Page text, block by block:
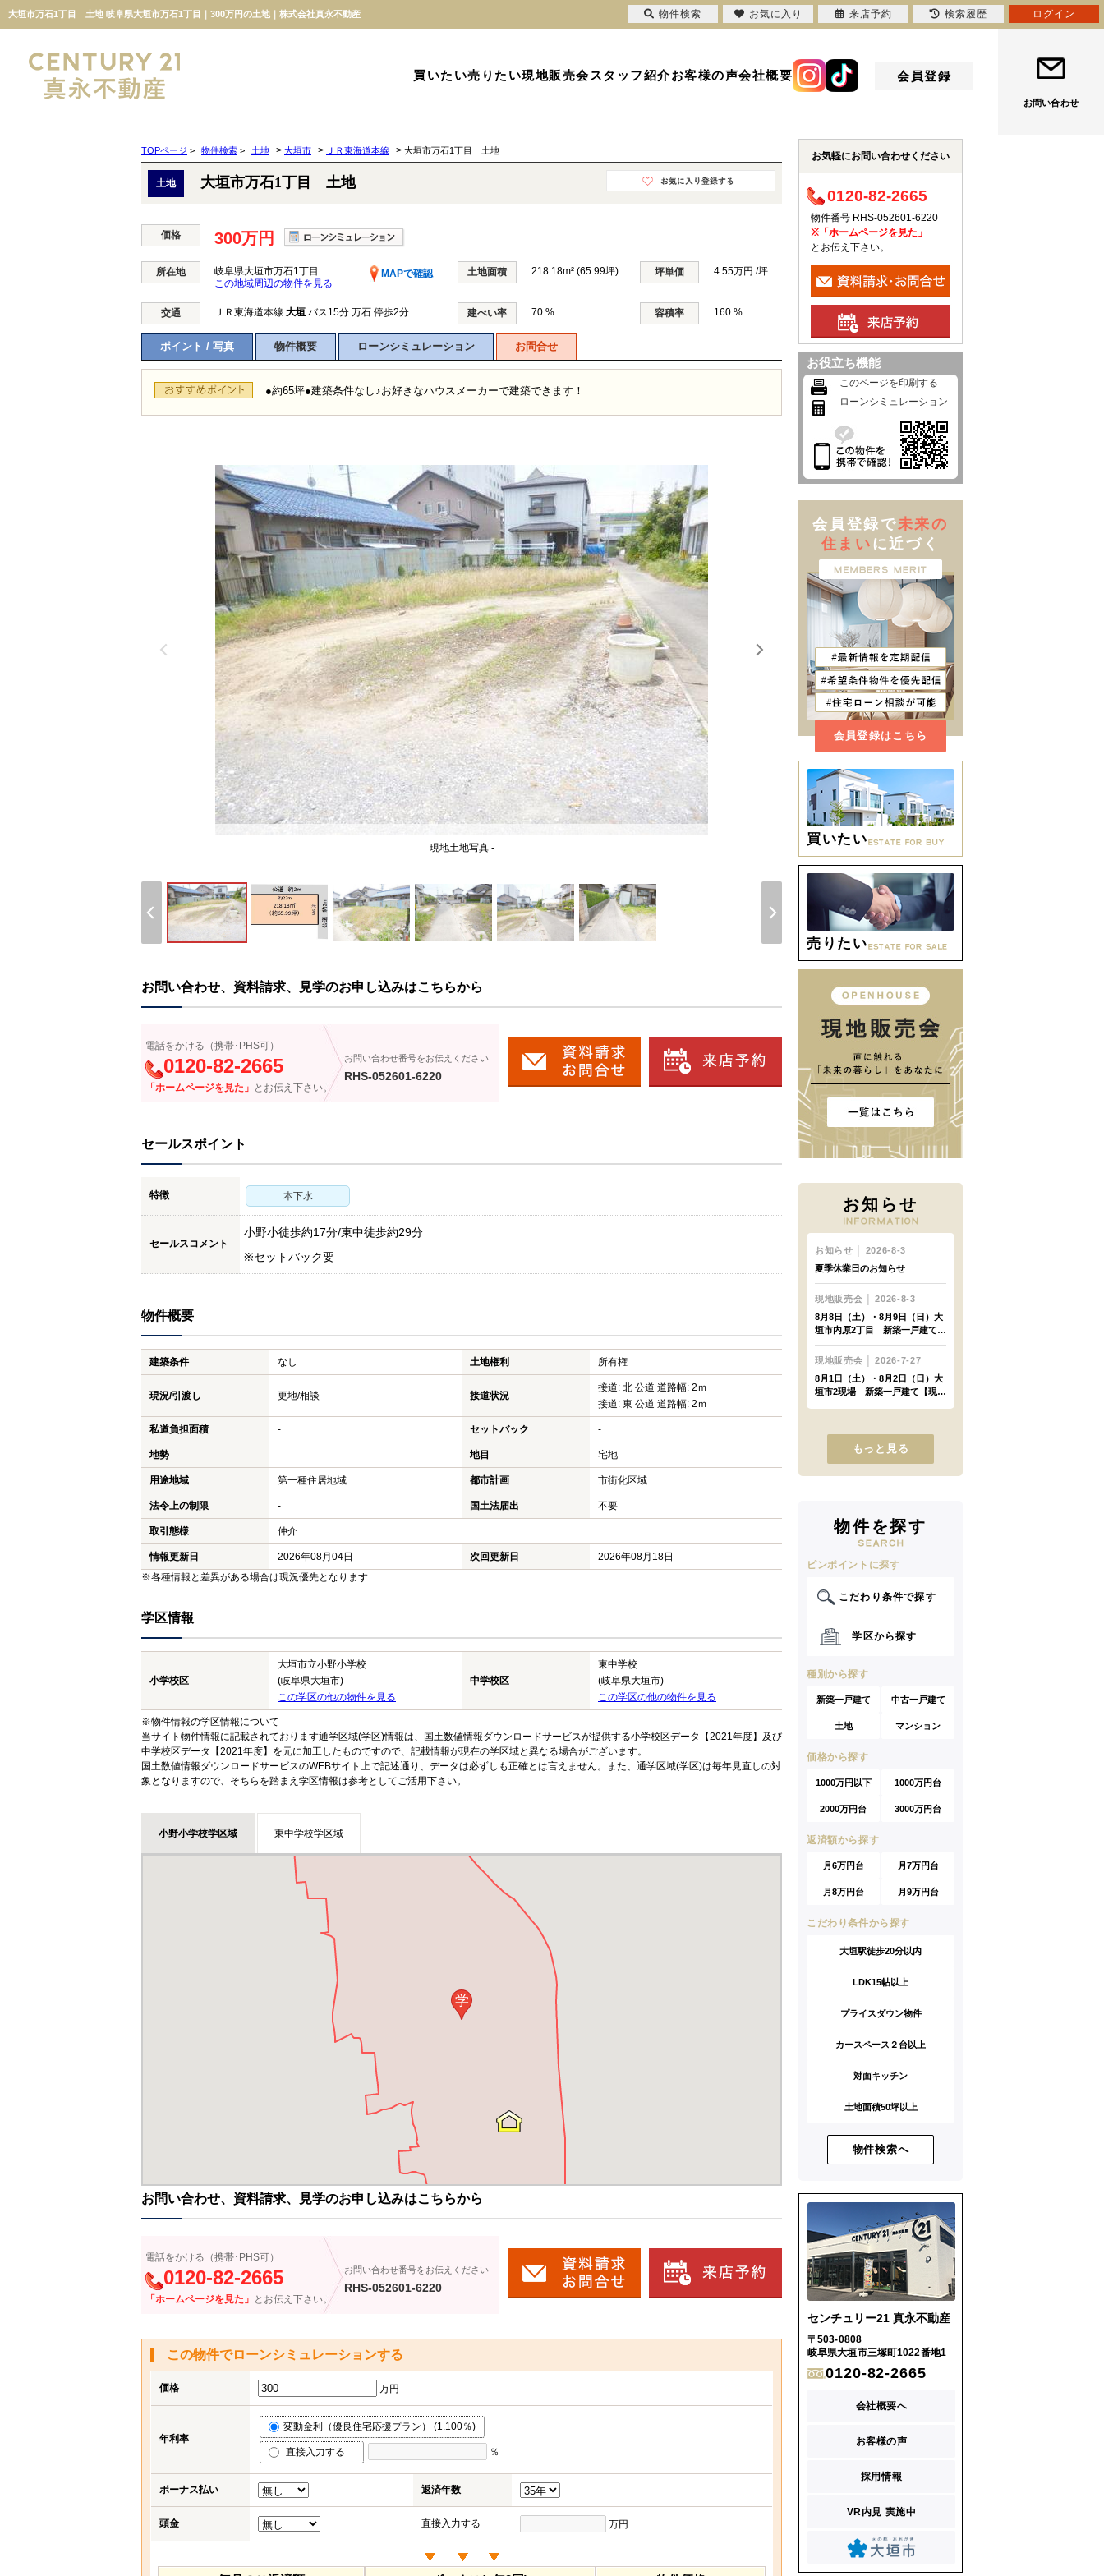
大垣市万石1丁目 土地 岐阜県大垣市万石1丁目｜300万円の土地｜株式会社真永不動産
買いたい売りたい現地販売会スタッフ紹介お客様の声会社概要 会員登録
お問い合わせ
TOPページ > 物件検索 > 土地 > 大垣市 > ＪＲ東海道本線 > 大垣市万石1丁目 土地
土地 大垣市万石1丁目 土地
価格 300万円
所在地 岐阜県大垣市万石1丁目
MAPで確認
この地域周辺の物件を見る
土地面積 218.18m² (65.99坪) 坪単価 4.55万円 /坪
交通 ＪＲ東海道本線 大垣 バス15分 万石 停歩2分 建ぺい率 70 % 容積率 160 %
ポイント / 写真 物件概要 ローンシミュレーション お問合せ
●約65坪●建築条件なし♪お好きなハウスメーカーで建築できます！
現地土地写真 -
お問い合わせ、資料請求、見学のお申し込みはこちらから
電話をかける（携帯･PHS可）
0120-82-2665
「ホームページを見た」 とお伝え下さい。
お問い合わせ番号をお伝えください
RHS-052601-6220
セールスポイント
特徴 本下水
セールスコメント
小野小徒歩約17分/東中徒歩約29分
※セットバック要
物件概要
建築条件 なし 土地権利 所有権
現況/引渡し 更地/相談 接道状況
接道: 北 公道 道路幅: 2ｍ
接道: 東 公道 道路幅: 2ｍ
私道負担面積 - セットバック -
地勢 地目 宅地
用途地域 第一種住居地域 都市計画 市街化区域
法令上の制限 - 国土法届出 不要
取引態様 仲介
情報更新日 2026年08月04日 次回更新日
2026年08月18日
※各種情報と差異がある場合は現況優先となります
学区情報
小学校区
大垣市立小野小学校
(岐阜県大垣市)
この学区の他の物件を見る
中学校区
東中学校
(岐阜県大垣市)
この学区の他の物件を見る
※物件情報の学区情報について
当サイト物件情報に記載されております通学区域(学区)情報は、国土数値情報ダウンロードサービスが提供する小学校区データ【2021年度】及び
中学校区データ【2021年度】を元に加工したものですので、記載情報が現在の学区域と異なる場合がございます。
国土数値情報ダウンロードサービスのWEBサイト上で記述通り、データは必ずしも正確とは言えません。また、通学区域(学区)は毎年見直しの対
象となりますので、そちらを踏まえ学区情報は参考としてご活用下さい。
小野小学校学区域 東中学校学区域
学
お問い合わせ、資料請求、見学のお申し込みはこちらから
電話をかける（携帯･PHS可）
0120-82-2665
「ホームページを見た」 とお伝え下さい。
お問い合わせ番号をお伝えください
RHS-052601-6220
この物件でローンシミュレーションする
価格 万円
年利率
変動金利（優良住宅応援プラン） (1.100％)
直接入力する ％
ボーナス払い 返済年数
頭金 直接入力する 万円
お気軽にお問い合わせください
0120-82-2665
物件番号 RHS-052601-6220
※「ホームページを見た」
とお伝え下さい。
お役立ち機能
このページを印刷する
ローンシミュレーション
会員登録で未来の
住まい に近づく
会員登録はこちら
買いたい
売りたい
お知らせ
もっと見る
物件を探す
ピンポイントに探す
こだわり条件で探す
学区から探す
種別から探す
新築一戸建て 中古一戸建て
土地 マンション
価格から探す
1000万円以下 1000万円台
2000万円台 3000万円台
返済額から探す
月6万円台 月7万円台
月8万円台 月9万円台
こだわり条件から探す
大垣駅徒歩20分以内
LDK15帖以上
プライスダウン物件
カースペース２台以上
対面キッチン
土地面積50坪以上
物件検索へ
センチュリー21 真永不動産
〒503-0808
岐阜県大垣市三塚町1022番地1
0120-82-2665
会社概要へ
お客様の声
採用情報
VR内見 実施中
物件検索 お気に入り 来店予約 検索履歴 ログイン